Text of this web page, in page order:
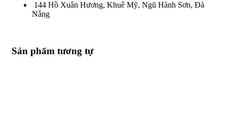
144 Hồ Xuân Hương, Khuê Mỹ, Ngũ Hành Sơn, Đà
Nẵng
Sản phẩm tương tự